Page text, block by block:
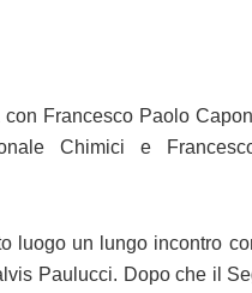
Francesco Paolo
Chimici e
luogo un lungo incontro
Paulucci. Dopo che il